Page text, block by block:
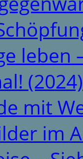
leben
(2024)
mit
im